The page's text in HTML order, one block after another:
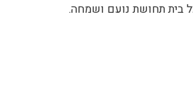
בית תחושת נועם ושמחה.